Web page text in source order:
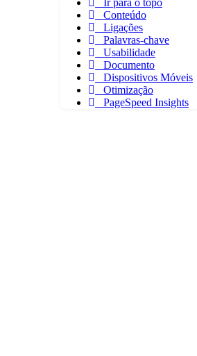
Conteúdo
Ligações
Palavras-chave
Usabilidade
Documento
Dispositivos Móveis
Otimização
PageSpeed Insights